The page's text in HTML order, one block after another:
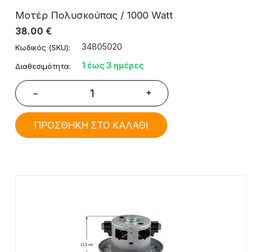
Μοτέρ Πολυσκούπας / 1000 Watt
38.00 €
Κωδικός (SKU): 34805020
Διαθεσιμότητα: 1 έως 3 ημέρες
− +
ΠΡΟΣΘΗΚΗ ΣΤΟ ΚΑΛΑΘΙ